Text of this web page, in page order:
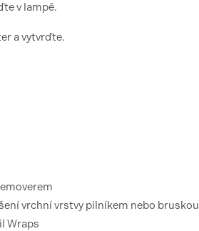
v lampě.
a vytvrďte.
vrchní vrstvy pilníkem nebo bruskou
Wraps